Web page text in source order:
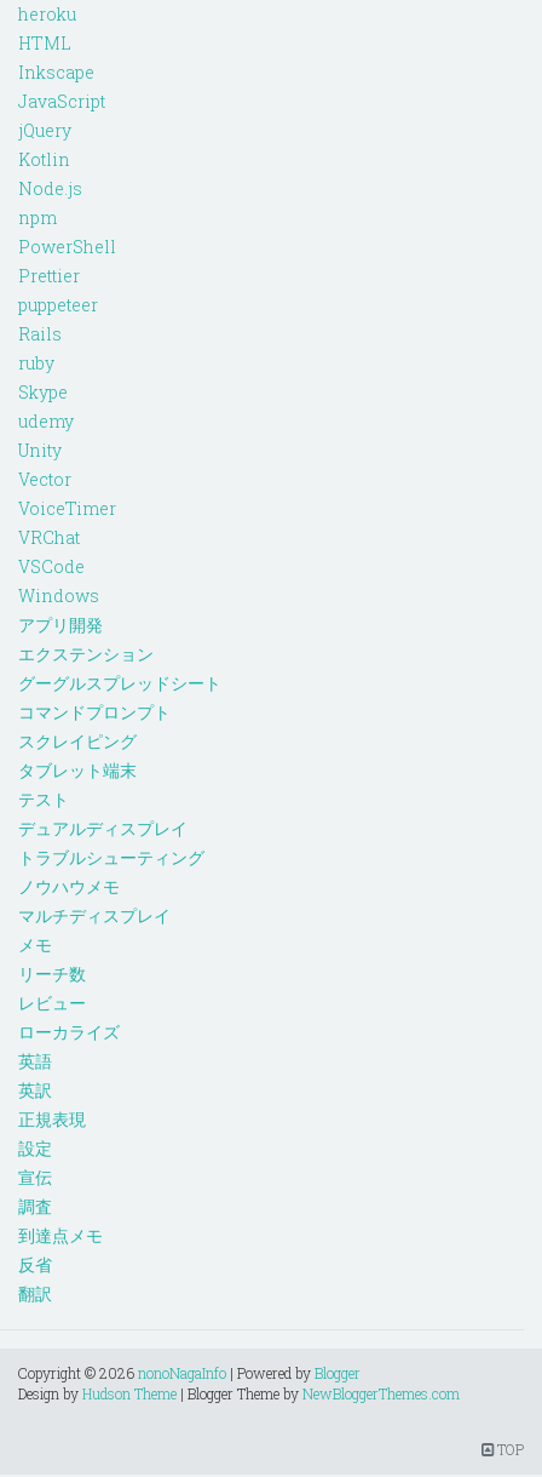
heroku
HTML
Inkscape
JavaScript
jQuery
Kotlin
Node.js
npm
PowerShell
Prettier
puppeteer
Rails
ruby
Skype
udemy
Unity
Vector
VoiceTimer
VRChat
VSCode
Windows
アプリ開発
エクステンション
グーグルスプレッドシート
コマンドプロンプト
スクレイピング
タブレット端末
テスト
デュアルディスプレイ
トラブルシューティング
ノウハウメモ
マルチディスプレイ
メモ
リーチ数
レビュー
ローカライズ
英語
英訳
正規表現
設定
宣伝
調査
到達点メモ
反省
翻訳
Copyright ©2026nonoNagaInfo | Powered byBlogger
Design byHudson Theme | Blogger Theme byNewBloggerThemes.com
TOP